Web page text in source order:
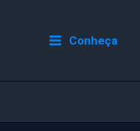
Conheça